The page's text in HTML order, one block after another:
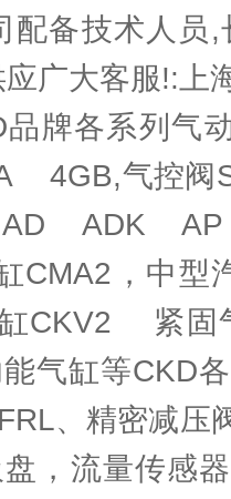
配备技术人员
广大客服!:上
品牌各系列
气控阀
ADK AP
CMA2，中型
CKV2 紧固
气缸等CKD
、精密减压
，流量传感